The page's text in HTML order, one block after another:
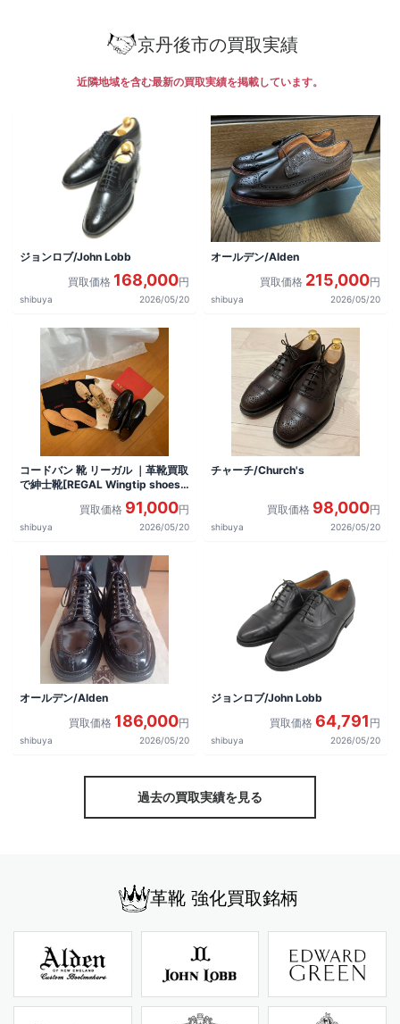
京丹後市の買取実績
近隣地域を含む最新の買取実績を掲載しています。
ジョンロブ/John Lobb
買取価格 168,000円
shibuya 2026/05/20
オールデン/Alden
買取価格 215,000円
shibuya 2026/05/20
コードバン 靴 リーガル ｜革靴買取
で紳士靴[REGAL Wingtip shoes]
買取価格 91,000円
shibuya 2026/05/20
チャーチ/Church's
買取価格 98,000円
shibuya 2026/05/20
オールデン/Alden
買取価格 186,000円
shibuya 2026/05/20
ジョンロブ/John Lobb
買取価格 64,791 円
shibuya 2026/05/20
過去の買取実績を見る
革靴 強化買取銘柄